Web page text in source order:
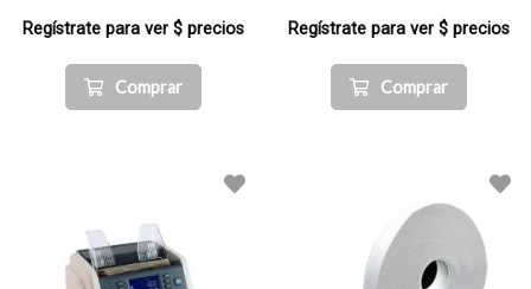
Regístrate para ver $ precios
Comprar
Regístrate para ver $ precios
Comprar